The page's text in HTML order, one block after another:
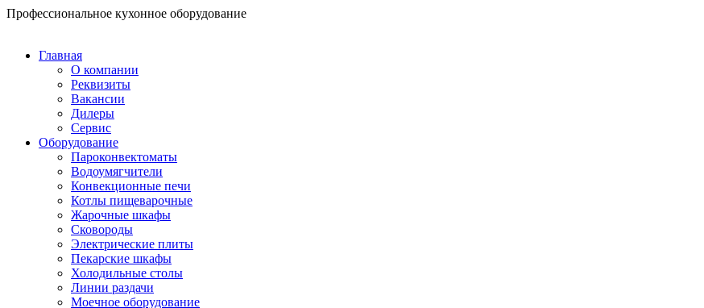
Перейти
Профессиональное кухонное оборудование
Главная
О компании
Реквизиты
Вакансии
Дилеры
Сервис
Оборудование
Пароконвектоматы
Водоумягчители
Конвекционные печи
Котлы пищеварочные
Жарочные шкафы
Сковороды
Электрические плиты
Пекарские шкафы
Холодильные столы
Линии раздачи
Моечное оборудование